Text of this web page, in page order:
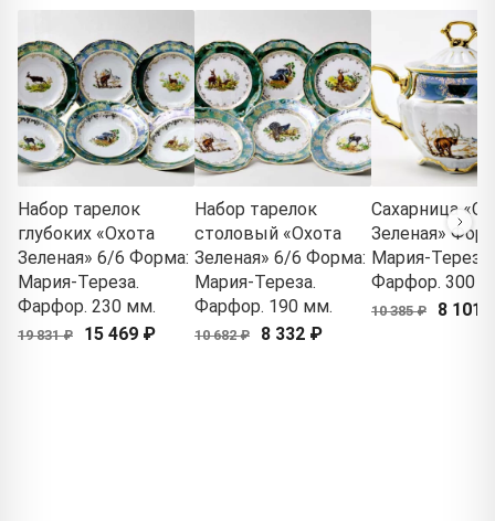
Набор тарелок
глубоких «Охота
Зеленая» 6/6 Форма:
Мария-Тереза.
Фарфор. 230 мм.
19 831 ₽ 15 469 ₽
Набор тарелок
столовый «Охота
Зеленая» 6/6 Форма:
Мария-Тереза.
Фарфор. 190 мм.
10 682 ₽ 8 332 ₽
Сахарница
Зеленая»
Мария-Тереза.
Фарфор. 300
10 385 ₽ 8 101